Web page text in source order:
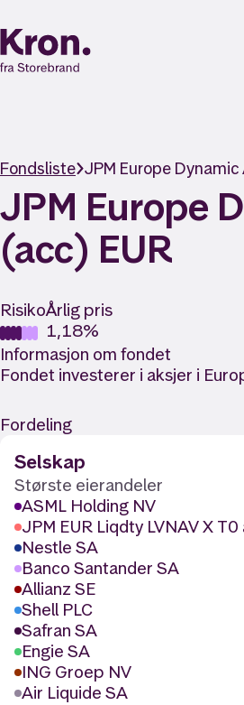
Fondsliste JPM Europe
JPM Europe
(acc) EUR
RisikoÅrlig pris
1,18%
Informasjon om fondet
Fondet investerer i aksjer i
Fordeling
Selskap
Største eierandeler
ASML Holding NV
JPM EUR Liqdty LVNAV X T0
Nestle SA
Banco Santander SA
Allianz SE
Shell PLC
Safran SA
Engie SA
ING Groep NV
Air Liquide SA